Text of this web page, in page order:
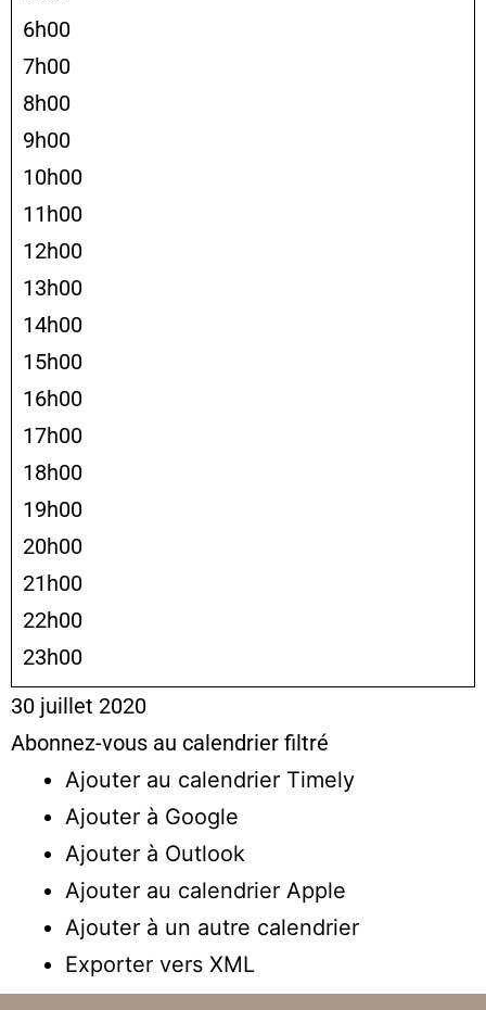
6h00
7h00
8h00
9h00
10h00
11h00
12h00
13h00
14h00
15h00
16h00
17h00
18h00
19h00
20h00
21h00
22h00
23h00
30 juillet 2020
Abonnez-vous au calendrier filtré
Ajouter au calendrier Timely
Ajouter à Google
Ajouter à Outlook
Ajouter au calendrier Apple
Ajouter à un autre calendrier
Exporter vers XML